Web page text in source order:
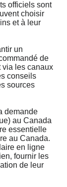
officiels sont
choisir
et à leur
un
de
via les canaux
conseils
sources
demande
au Canada
essentielle
au Canada.
en ligne
fournir les
de leur